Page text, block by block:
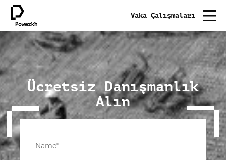
Vaka Çalışmaları
Ücretsiz Danışmanlık
Alın